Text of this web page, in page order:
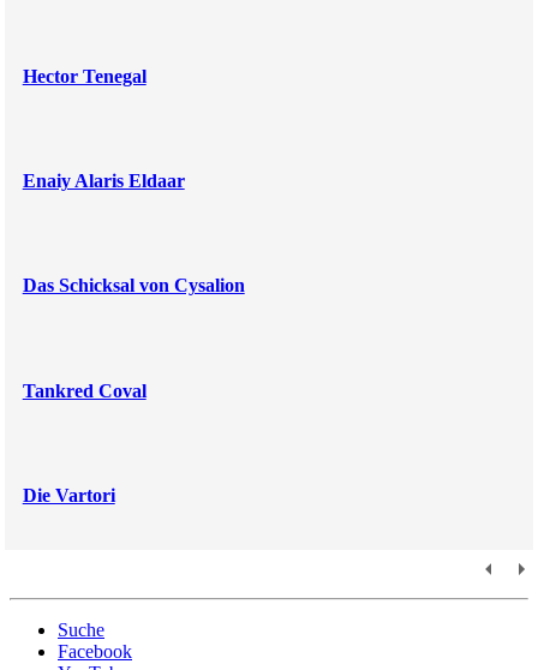
Hector Tenegal
Enaiy Alaris Eldaar
Das Schicksal von Cysalion
Tankred Coval
Die Vartori
Suche
Facebook